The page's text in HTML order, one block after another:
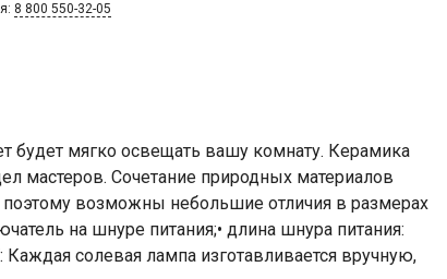
8 800 550-32-05
мягко освещать вашу комнату. Керамика
мастеров. Сочетание природных материалов
возможны небольшие отличия в размерах
на шнуре питания;• длина шнура питания:
солевая лампа изготавливается вручную,